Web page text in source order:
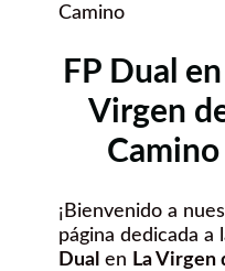
Camino
FP Dual
Virgen
Camino
¡Bienvenido a
página dedicada a
Dual en La Virgen